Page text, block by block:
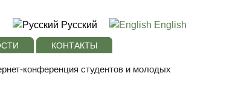
Русский English
КОНТАКТЫ
конференция студентов и молодых